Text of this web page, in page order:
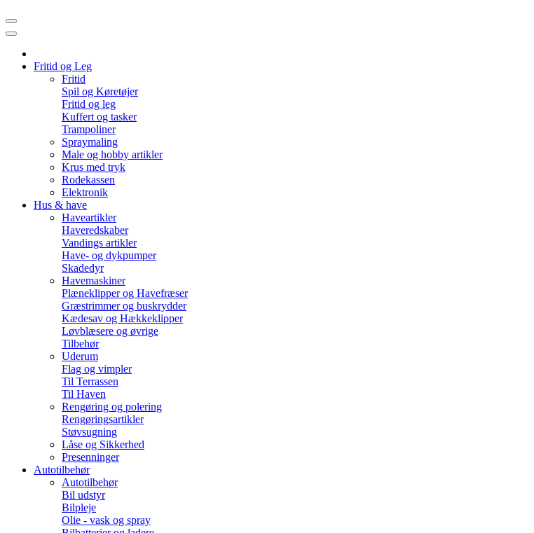
Fritid og Leg
Fritid
Spil og Køretøjer
Fritid og leg
Kuffert og tasker
Trampoliner
Spraymaling
Male og hobby artikler
Krus med tryk
Rodekassen
Elektronik
Hus & have
Haveartikler
Haveredskaber
Vandings artikler
Have- og dykpumper
Skadedyr
Havemaskiner
Plæneklipper og Havefræser
Græstrimmer og buskrydder
Kædesav og Hækkeklipper
Løvblæsere og øvrige
Tilbehør
Uderum
Flag og vimpler
Til Terrassen
Til Haven
Rengøring og polering
Rengøringsartikler
Støvsugning
Låse og Sikkerhed
Presenninger
Autotilbehør
Autotilbehør
Bil udstyr
Bilpleje
Olie - vask og spray